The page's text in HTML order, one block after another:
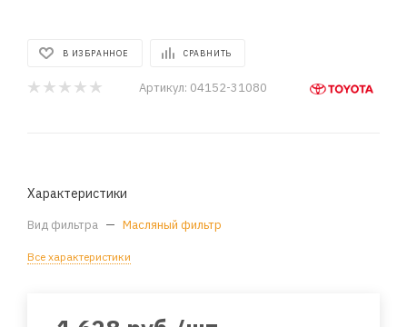
В ИЗБРАННОЕ СРАВНИТЬ
Артикул: 04152-31080
Характеристики
Вид фильтра — Масляный фильтр
Все характеристики